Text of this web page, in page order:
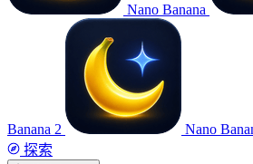
Nano Banana
Banana 2
Nano
探索